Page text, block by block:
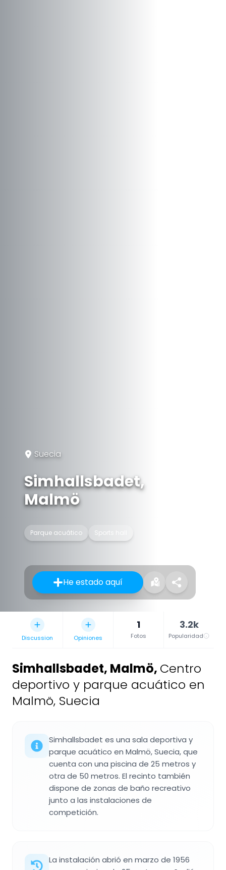
Suecia
Simhallsbadet,
Malmö
Parque acuático Sports hall
He estado aquí
Discussion Opiniones
1
Fotos
3.2k
Popularidad
Simhallsbadet, Malmö, Centro
deportivo y parque acuático en
Malmö, Suecia
Simhallsbadet es una sala deportiva y
parque acuático en Malmö, Suecia, que
cuenta con una piscina de 25 metros y
otra de 50 metros. El recinto también
dispone de zonas de baño recreativo
junto a las instalaciones de
competición.
La instalación abrió en marzo de 1956